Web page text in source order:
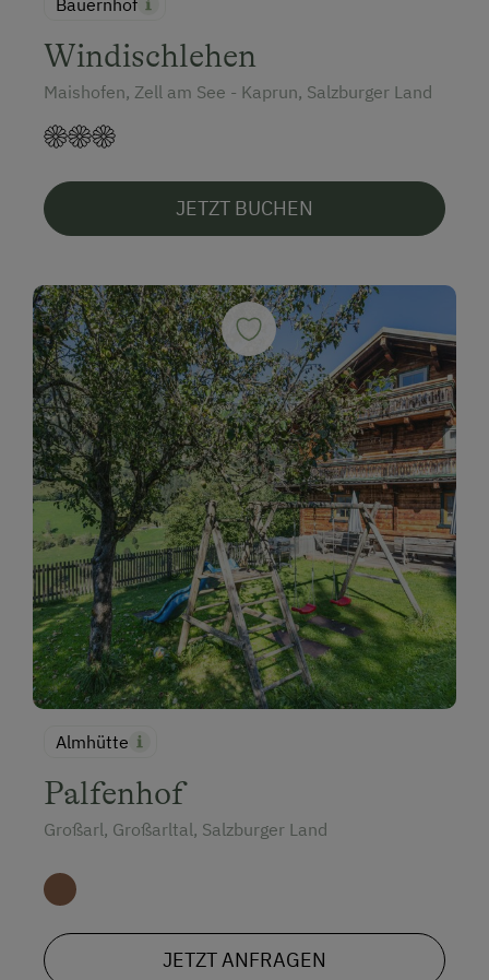
Windischlehen
Maishofen, Zell am See - Kaprun, Salzburger Land
JETZT BUCHEN
Almhütte
Palfenhof
Großarl, Großarltal, Salzburger Land
JETZT ANFRAGEN